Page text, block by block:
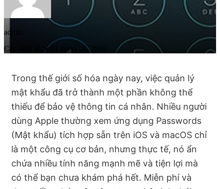
admin
Cập nhật lúc • 03 tháng 06, 2026
Trong thế giới số hóa ngày nay, việc quản lý
mật khẩu đã trở thành một phần không thể
thiếu để bảo vệ thông tin cá nhân. Nhiều người
dùng Apple thường xem ứng dụng Passwords
(Mật khẩu) tích hợp sẵn trên iOS và macOS chỉ
là một công cụ cơ bản, nhưng thực tế, nó ẩn
chứa nhiều tính năng mạnh mẽ và tiện lợi mà
có thể bạn chưa khám phá hết. Miễn phí và